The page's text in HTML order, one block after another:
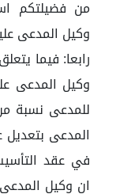
من فضيلتكم
وكيل المدعى
رابعا: فيما
وكيل المدعى
للمدعى نسبة
المدعى
في عقد
ان وكيل